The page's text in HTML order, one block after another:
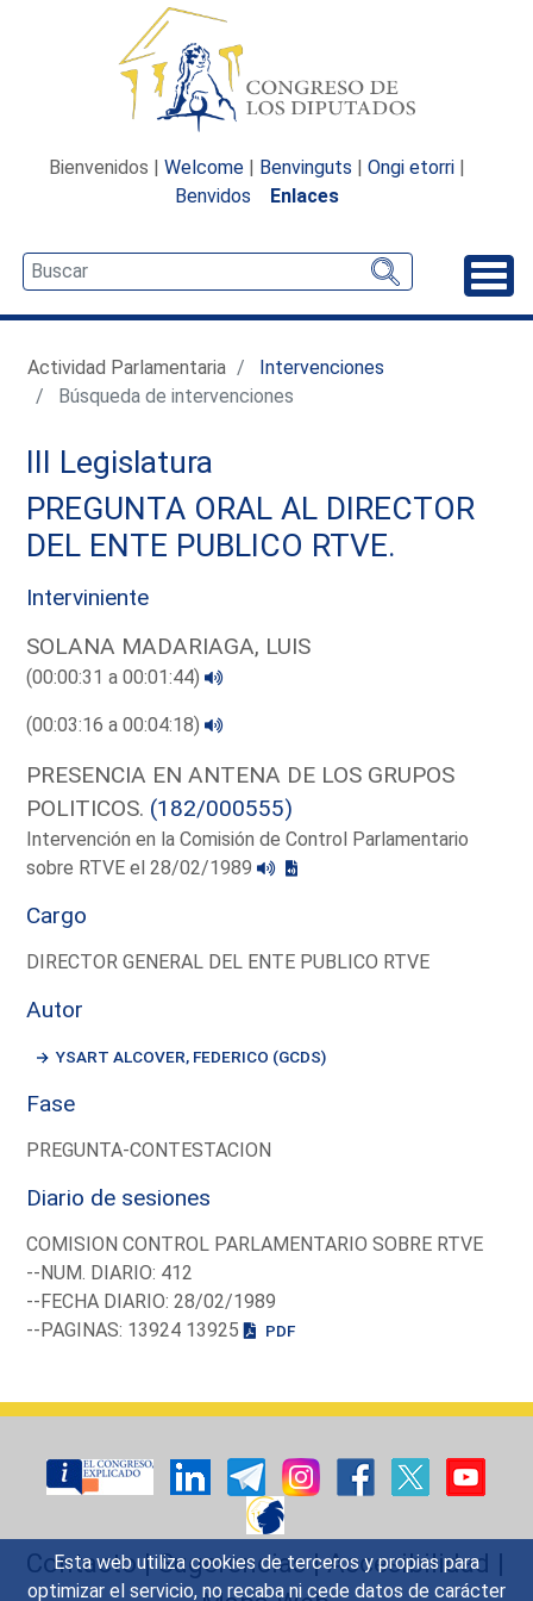
Esta web utiliza cookies de terceros y propias para
optimizar el servicio, no recaba ni cede datos de carácter
Bienvenidos | Welcome | Benvinguts | Ongi etorri |
Benvidos
Enlaces
Actividad Parlamentaria
Intervenciones
Búsqueda de intervenciones
III Legislatura
PREGUNTA ORAL AL DIRECTOR
DEL ENTE PUBLICO RTVE.
Interviniente
SOLANA MADARIAGA, LUIS
(00:00:31 a 00:01:44)
(00:03:16 a 00:04:18)
PRESENCIA EN ANTENA DE LOS GRUPOS
POLITICOS. (182/000555)
Intervención en la Comisión de Control Parlamentario
sobre RTVE el 28/02/1989
Cargo
DIRECTOR GENERAL DEL ENTE PUBLICO RTVE
Autor
YSART ALCOVER, FEDERICO (GCDS)
Fase
PREGUNTA-CONTESTACION
Diario de sesiones
COMISION CONTROL PARLAMENTARIO SOBRE RTVE
--NUM. DIARIO: 412
--FECHA DIARIO: 28/02/1989
--PAGINAS: 13924 13925
PDF
Contacto|Sugerencias|Accesibilidad |